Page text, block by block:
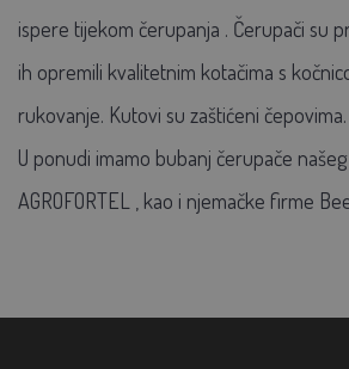
ispere tijekom čerupanja . Čerupači su
ih opremili kvalitetnim kotačima s
rukovanje. Kutovi su zaštićeni čepovima.
U ponudi imamo bubanj čerupače našeg
AGROFORTEL
, kao i njemačke firme